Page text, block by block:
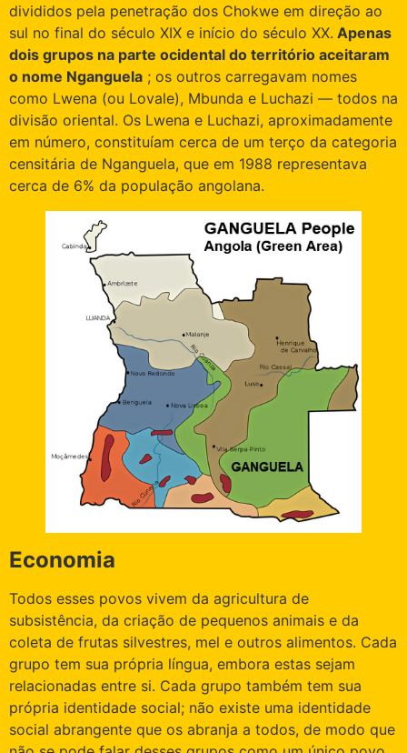
divididos pela penetração dos Chokwe em direção ao
sul no final do século XIX e início do século XX. Apenas
dois grupos na parte ocidental do território aceitaram
o nome Nganguela ; os outros carregavam nomes
como Lwena (ou Lovale), Mbunda e Luchazi — todos na
divisão oriental. Os Lwena e Luchazi, aproximadamente
em número, constituíam cerca de um terço da categoria
censitária de Nganguela, que em 1988 representava
cerca de 6% da população angolana.
Economia
Todos esses povos vivem da agricultura de
subsistência, da criação de pequenos animais e da
coleta de frutas silvestres, mel e outros alimentos. Cada
grupo tem sua própria língua, embora estas sejam
relacionadas entre si. Cada grupo também tem sua
própria identidade social; não existe uma identidade
social abrangente que os abranja a todos, de modo que